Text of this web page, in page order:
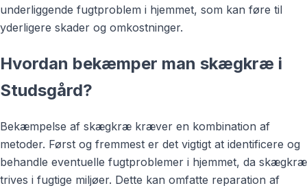
underliggende fugtproblem i hjemmet, som kan føre til
yderligere skader og omkostninger.
Hvordan bekæmper man skægkræ i
Studsgård?
Bekæmpelse af skægkræ kræver en kombination af
metoder. Først og fremmest er det vigtigt at identificere og
behandle eventuelle fugtproblemer i hjemmet, da skægkræ
trives i fugtige miljøer. Dette kan omfatte reparation af